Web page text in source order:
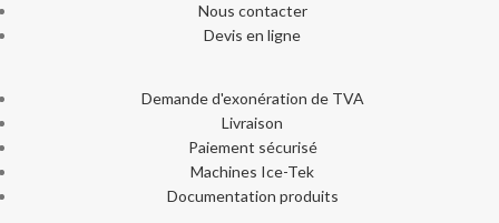
Nous contacter
Devis en ligne
Demande d'exonération de TVA
Livraison
Paiement sécurisé
Machines Ice-Tek
Documentation produits